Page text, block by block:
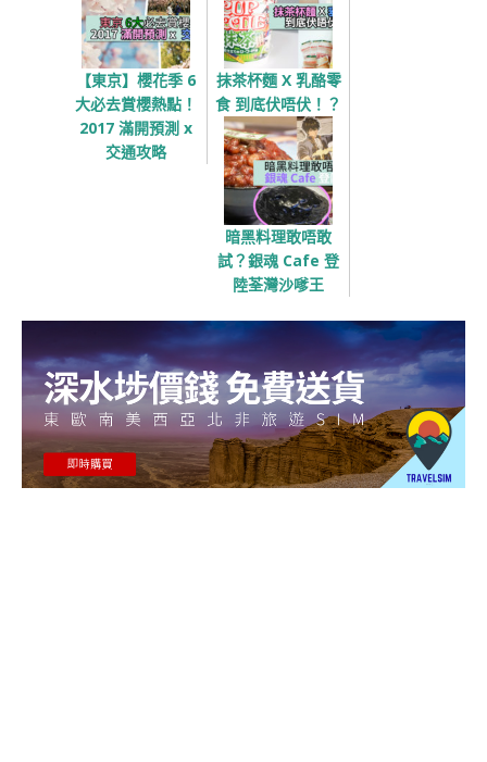
【東京】櫻花季 6
大必去賞櫻熱點！
2017 滿開預測 x
交通攻略
抹茶杯麵 X 乳酪零
食 到底伏唔伏！？
暗黑料理敢唔敢
試？銀魂 Cafe 登
陸荃灣沙嗲王